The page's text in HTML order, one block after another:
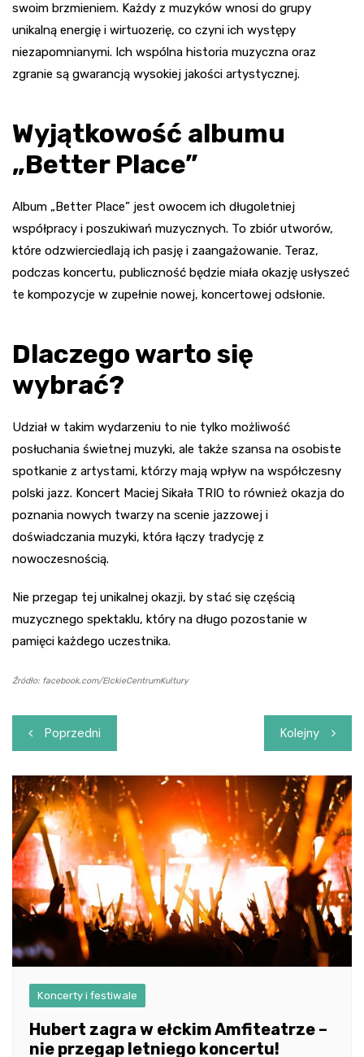
swoim brzmieniem. Każdy z muzyków wnosi do grupy
unikalną energię i wirtuozerię, co czyni ich występy
niezapomnianymi. Ich wspólna historia muzyczna oraz
zgranie są gwarancją wysokiej jakości artystycznej.
Wyjątkowość albumu
„Better Place”
Album „Better Place” jest owocem ich długoletniej
współpracy i poszukiwań muzycznych. To zbiór utworów,
które odzwierciedlają ich pasję i zaangażowanie. Teraz,
podczas koncertu, publiczność będzie miała okazję usłyszeć
te kompozycje w zupełnie nowej, koncertowej odsłonie.
Dlaczego warto się
wybrać?
Udział w takim wydarzeniu to nie tylko możliwość
posłuchania świetnej muzyki, ale także szansa na osobiste
spotkanie z artystami, którzy mają wpływ na współczesny
polski jazz. Koncert Maciej Sikała TRIO to również okazja do
poznania nowych twarzy na scenie jazzowej i
doświadczania muzyki, która łączy tradycję z
nowoczesnością.
Nie przegap tej unikalnej okazji, by stać się częścią
muzycznego spektaklu, który na długo pozostanie w
pamięci każdego uczestnika.
Źródło: facebook.com/ElckieCentrumKultury
Nawigacja
wpisu
Poprzedni Kolejny
Koncerty i festiwale
Hubert zagra w ełckim Amfiteatrze –
nie przegap letniego koncertu!